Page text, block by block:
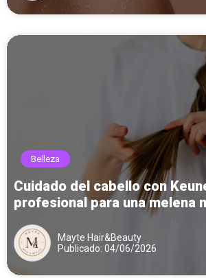
Belleza
Cuidado del cabello con
profesional para una melena
Mayte Hair&Beauty
Publicado: 04/06/2026